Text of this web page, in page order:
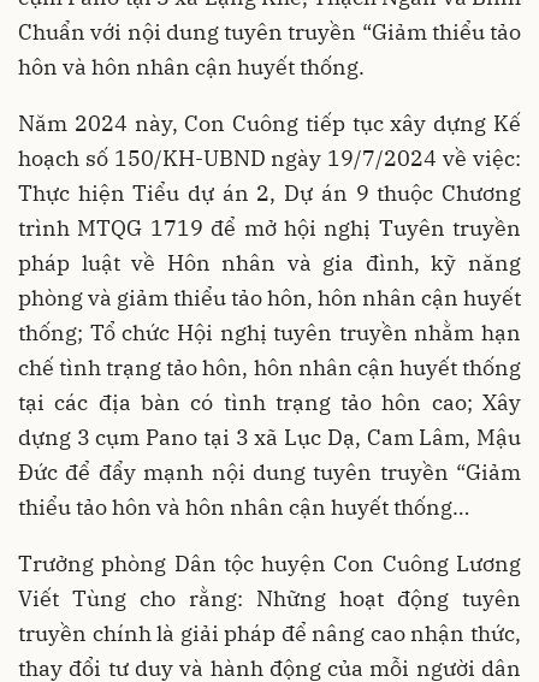
Chuẩn với nội dung tuyên truyền “Giảm thiểu tảo
hôn và hôn nhân cận huyết thống.
Năm 2024 này, Con Cuông tiếp tục xây dựng Kế
hoạch số 150/KH-UBND ngày 19/7/2024 về việc:
Thực hiện Tiểu dự án 2, Dự án 9 thuộc Chương
trình MTQG 1719 để mở hội nghị Tuyên truyền
pháp luật về Hôn nhân và gia đình, kỹ năng
phòng và giảm thiểu tảo hôn, hôn nhân cận huyết
thống; Tổ chức Hội nghị tuyên truyền nhằm hạn
chế tình trạng tảo hôn, hôn nhân cận huyết thống
tại các địa bàn có tình trạng tảo hôn cao; Xây
dựng 3 cụm Pano tại 3 xã Lục Dạ, Cam Lâm, Mậu
Đức để đẩy mạnh nội dung tuyên truyền “Giảm
thiểu tảo hôn và hôn nhân cận huyết thống…
Trưởng phòng Dân tộc huyện Con Cuông Lương
Viết Tùng cho rằng: Những hoạt động tuyên
truyền chính là giải pháp để nâng cao nhận thức,
thay đổi tư duy và hành động của mỗi người dân